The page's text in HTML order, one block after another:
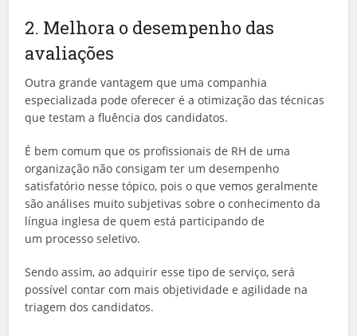
2. Melhora o desempenho das
avaliações
Outra grande vantagem que uma companhia
especializada pode oferecer é a otimização das técnicas
que testam a fluência dos candidatos.
É bem comum que os profissionais de RH de uma
organização não consigam ter um desempenho
satisfatório nesse tópico, pois o que vemos geralmente
são análises muito subjetivas sobre o conhecimento da
língua inglesa de quem está participando de
um processo seletivo.
Sendo assim, ao adquirir esse tipo de serviço, será
possível contar com mais objetividade e agilidade na
triagem dos candidatos.